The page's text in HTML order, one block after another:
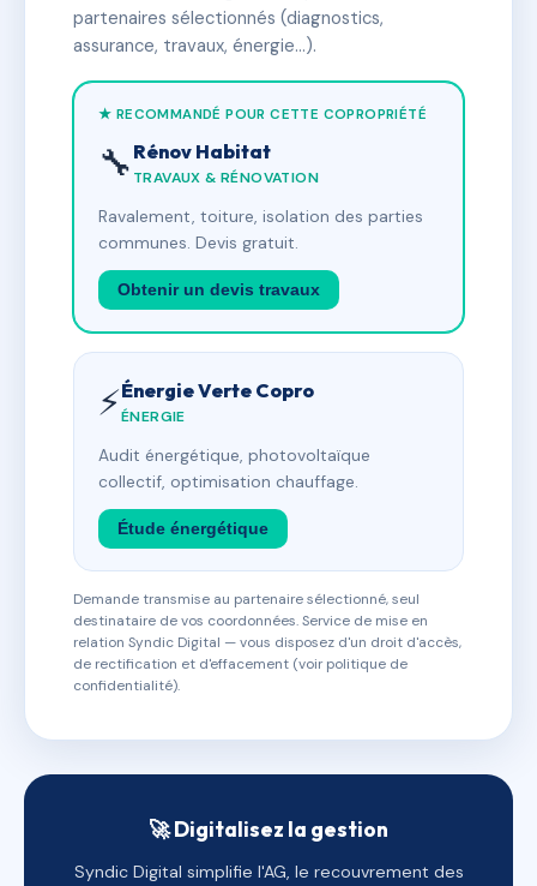
partenaires sélectionnés (diagnostics,
assurance, travaux, énergie…).
★ RECOMMANDÉ POUR CETTE COPROPRIÉTÉ
🔧 Rénov Habitat
TRAVAUX & RÉNOVATION
Ravalement, toiture, isolation des parties
communes. Devis gratuit.
Obtenir un devis travaux
⚡Énergie Verte Copro
ÉNERGIE
Audit énergétique, photovoltaïque
collectif, optimisation chauffage.
Étude énergétique
Demande transmise au partenaire sélectionné, seul
destinataire de vos coordonnées. Service de mise en
relation Syndic Digital — vous disposez d'un droit d'accès,
de rectification et d'effacement (voir politique de
confidentialité).
🚀 Digitalisez la gestion
Syndic Digital simplifie l'AG, le recouvrement des